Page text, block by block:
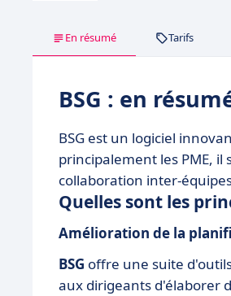
En résumé Tarifs
BSG : en
BSG est un logiciel
principalement les PME,
collaboration inter-
Quelles sont les
Amélioration de la
BSG offre une suite
aux dirigeants d'élaborer